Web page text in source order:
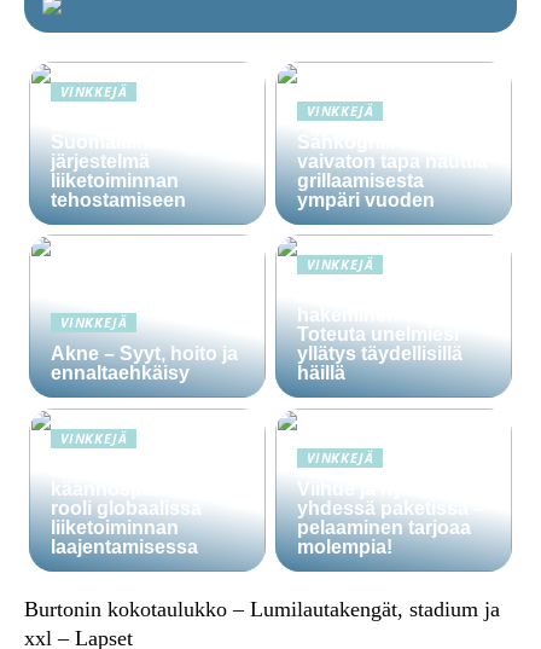
VINKKEJÄ
Suomalainen CRM-
järjestelmä
liiketoiminnan
tehostamiseen
VINKKEJÄ
Sähkögrilli on
vaivaton tapa nauttia
grillaamisesta
ympäri vuoden
VINKKEJÄ
Akne – Syyt, hoito ja
ennaltaehkäisy
VINKKEJÄ
hakeminen salassa –
Toteuta unelmiesi
yllätys täydellisillä
häillä
VINKKEJÄ
käännöspalvelujen
rooli globaalissa
liiketoiminnan
laajentamisessa
VINKKEJÄ
Viihde ja hyöty
yhdessä paketissa –
pelaaminen tarjoaa
molempia!
Burtonin kokotaulukko – Lumilautakengät, stadium ja
xxl – Lapset